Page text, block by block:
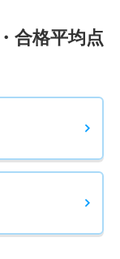
合格平均点